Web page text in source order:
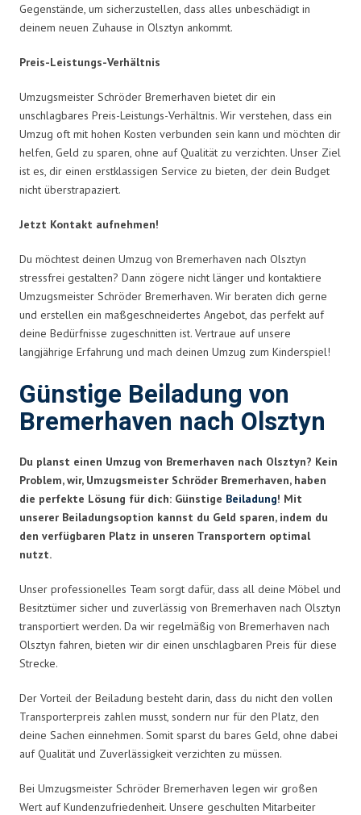
Gegenstände, um sicherzustellen, dass alles unbeschädigt in
deinem neuen Zuhause in Olsztyn ankommt.
Preis-Leistungs-Verhältnis
Umzugsmeister Schröder Bremerhaven bietet dir ein
unschlagbares Preis-Leistungs-Verhältnis. Wir verstehen, dass ein
Umzug oft mit hohen Kosten verbunden sein kann und möchten dir
helfen, Geld zu sparen, ohne auf Qualität zu verzichten. Unser Ziel
ist es, dir einen erstklassigen Service zu bieten, der dein Budget
nicht überstrapaziert.
Jetzt Kontakt aufnehmen!
Du möchtest deinen Umzug von Bremerhaven nach Olsztyn
stressfrei gestalten? Dann zögere nicht länger und kontaktiere
Umzugsmeister Schröder Bremerhaven. Wir beraten dich gerne
und erstellen ein maßgeschneidertes Angebot, das perfekt auf
deine Bedürfnisse zugeschnitten ist. Vertraue auf unsere
langjährige Erfahrung und mach deinen Umzug zum Kinderspiel!
Günstige Beiladung von
Bremerhaven nach Olsztyn
Du planst einen Umzug von Bremerhaven nach Olsztyn? Kein
Problem, wir, Umzugsmeister Schröder Bremerhaven, haben
die perfekte Lösung für dich: Günstige Beiladung! Mit
unserer Beiladungsoption kannst du Geld sparen, indem du
den verfügbaren Platz in unseren Transportern optimal
nutzt.
Unser professionelles Team sorgt dafür, dass all deine Möbel und
Besitztümer sicher und zuverlässig von Bremerhaven nach Olsztyn
transportiert werden. Da wir regelmäßig von Bremerhaven nach
Olsztyn fahren, bieten wir dir einen unschlagbaren Preis für diese
Strecke.
Der Vorteil der Beiladung besteht darin, dass du nicht den vollen
Transporterpreis zahlen musst, sondern nur für den Platz, den
deine Sachen einnehmen. Somit sparst du bares Geld, ohne dabei
auf Qualität und Zuverlässigkeit verzichten zu müssen.
Bei Umzugsmeister Schröder Bremerhaven legen wir großen
Wert auf Kundenzufriedenheit. Unsere geschulten Mitarbeiter